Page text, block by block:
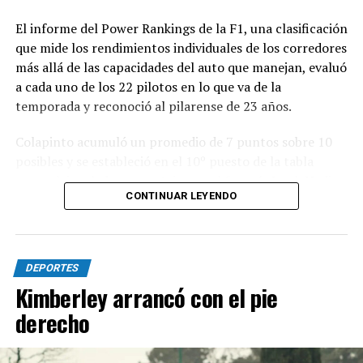
El informe del Power Rankings de la F1, una clasificación
que mide los rendimientos individuales de los corredores
más allá de las capacidades del auto que manejan, evaluó
a cada uno de los 22 pilotos en lo que va de la
temporada y reconoció al pilarense de 23 años.
Colapinto acumuló un promedio de 7 puntos sobre 10
general, igualado en puntaje con el francés Isack Hadjar,
que logró estabilidad con la compleja segunda butaca de
Las actuaciones del pilarense en la primera parte del
año elevaron las expectativas, ya que logró sumar
puntos en seis de las once carreras que se disputaron,
con un total de 19 unidades que lo ubican en el 12º
lugar en el campeonato.
CONTINUAR LEYENDO
DEPORTES
Kimberley arrancó con el pie
derecho